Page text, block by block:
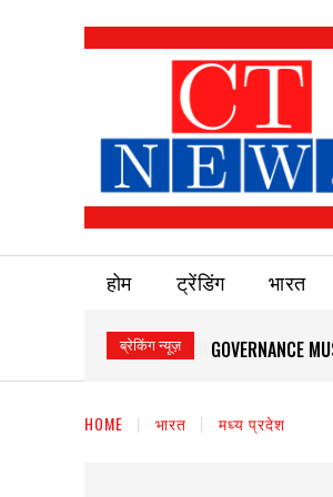
होम ट्रेंडिंग भारत
ब्रेकिंग न्यूज़ GOVERNANCE
HOME भारत मध्य प्रदेश